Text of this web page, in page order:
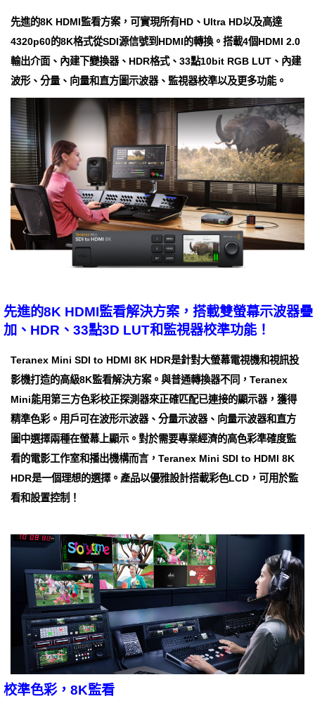
先進的8K HDMI監看方案，可實現所有HD、Ultra HD以及高達
4320p60的8K格式從SDI源信號到HDMI的轉換。搭載4個HDMI 2.0
輸出介面、內建下變換器、HDR格式、33點10bit RGB LUT、內建
波形、分量、向量和直方圖示波器、監視器校準以及更多功能。
先進的8K HDMI監看解決方案，搭載雙螢幕示波器疊
加、HDR、33點3D LUT和監視器校準功能！
Teranex Mini SDI to HDMI 8K HDR是針對大螢幕電視機和視訊投
影機打造的高級8K監看解決方案。與普通轉換器不同，Teranex
Mini能用第三方色彩校正探測器來正確匹配已連接的顯示器，獲得
精準色彩。用戶可在波形示波器、分量示波器、向量示波器和直方
圖中選擇兩種在螢幕上顯示。對於需要專業經濟的高色彩準確度監
看的電影工作室和播出機構而言，Teranex Mini SDI to HDMI 8K
HDR是一個理想的選擇。產品以優雅設計搭載彩色LCD，可用於監
看和設置控制！
校準色彩，8K監看